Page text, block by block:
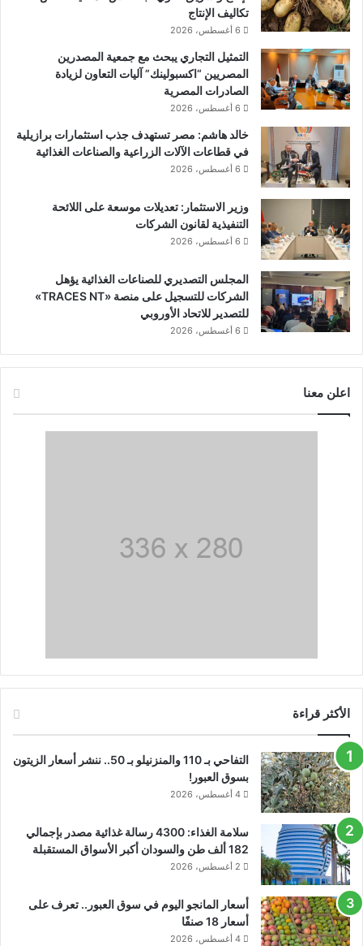
تكاليف الإنتاج
6 أغسطس، 2026
التمثيل التجاري يبحث مع جمعية المصدرين
المصريين “اكسبولينك” آليات التعاون لزيادة
الصادرات المصرية
6 أغسطس، 2026
خالد هاشم: مصر تستهدف جذب استثمارات برازيلية
في قطاعات الآلات الزراعية والصناعات الغذائية
6 أغسطس، 2026
وزير الاستثمار: تعديلات موسعة على اللائحة
التنفيذية لقانون الشركات
6 أغسطس، 2026
المجلس التصديري للصناعات الغذائية يؤهل
الشركات للتسجيل على منصة «TRACES NT»
للتصدير للاتحاد الأوروبي
6 أغسطس، 2026
اعلن معنا
الأكثر قراءة
التفاحي بـ 110 والمنزنيلو بـ 50.. ننشر أسعار الزيتون
بسوق العبور!
4 أغسطس، 2026
سلامة الغذاء: 4300 رسالة غذائية مصدر بإجمالي
182 ألف طن والسودان أكبر الأسواق المستقبلة
2 أغسطس، 2026
أسعار المانجو اليوم في سوق العبور.. تعرف على
أسعار 18 صنفًا
4 أغسطس، 2026